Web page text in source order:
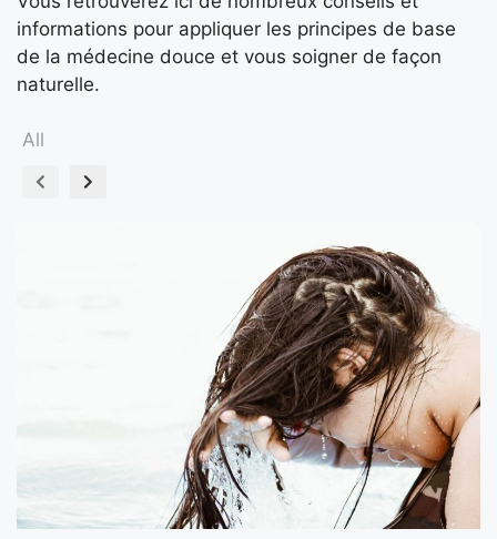
informations pour appliquer les principes de base
de la médecine douce et vous soigner de façon
naturelle.
All